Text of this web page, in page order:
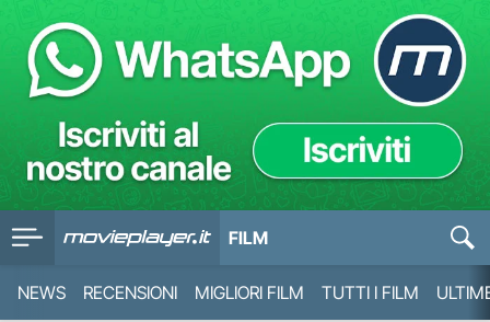
FILM
NEWS RECENSIONI MIGLIORI FILM TUTTI I FILM